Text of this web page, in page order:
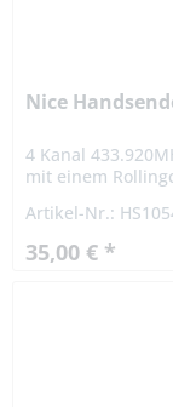
Nice
4 Kanal
mit einem
nach...
Artikel-Nr.:
35,00 € *